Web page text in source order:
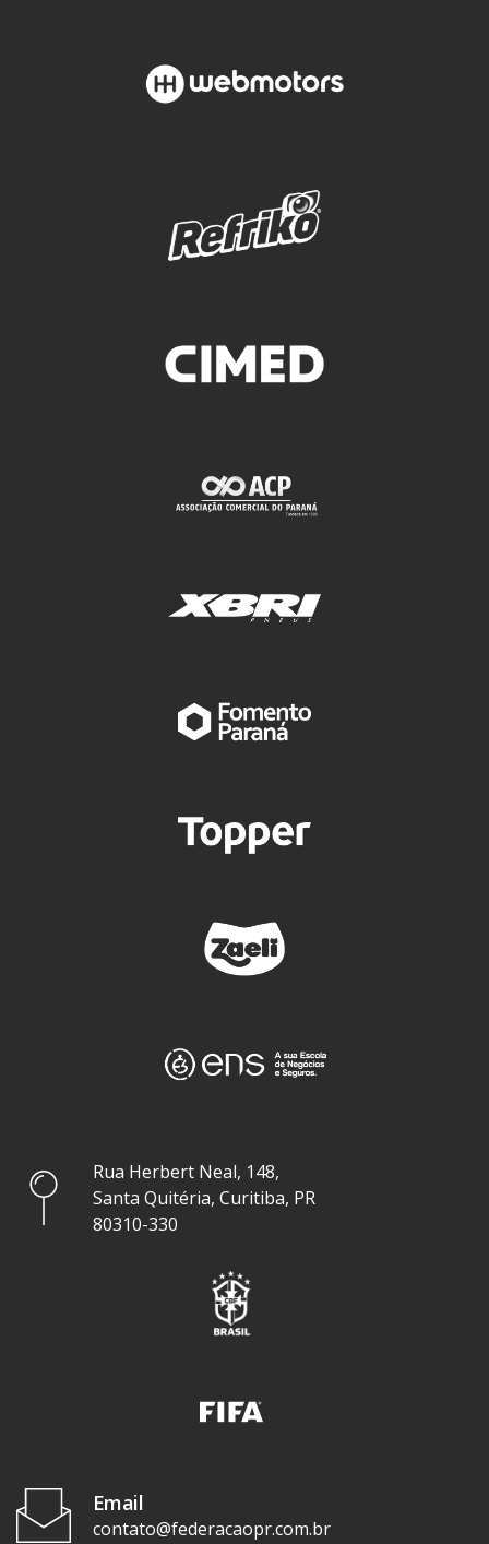
Rua Herbert Neal, 148,
Santa Quitéria, Curitiba, PR
80310-330
Email
contato@federacaopr.com.br